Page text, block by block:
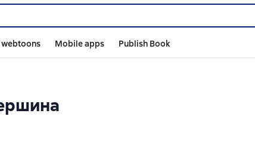
webtoons Mobile apps Publish Book